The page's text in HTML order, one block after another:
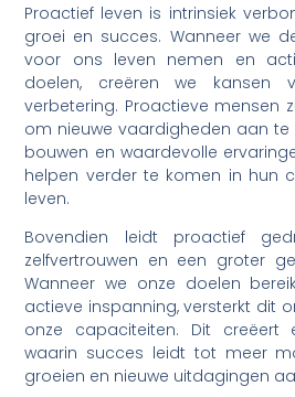
Proactief leven is intrinsiek
groei en succes. Wanneer we
voor ons leven nemen en
doelen, creëren we kansen
verbetering. Proactieve mensen
om nieuwe vaardigheden aan te
bouwen en waardevolle
helpen verder te komen in hun
leven.
Bovendien leidt proactief
zelfvertrouwen en een groter
Wanneer we onze doelen
actieve inspanning, versterkt dit
onze capaciteiten. Dit creëert
waarin succes leidt tot meer
groeien en nieuwe uitdagingen